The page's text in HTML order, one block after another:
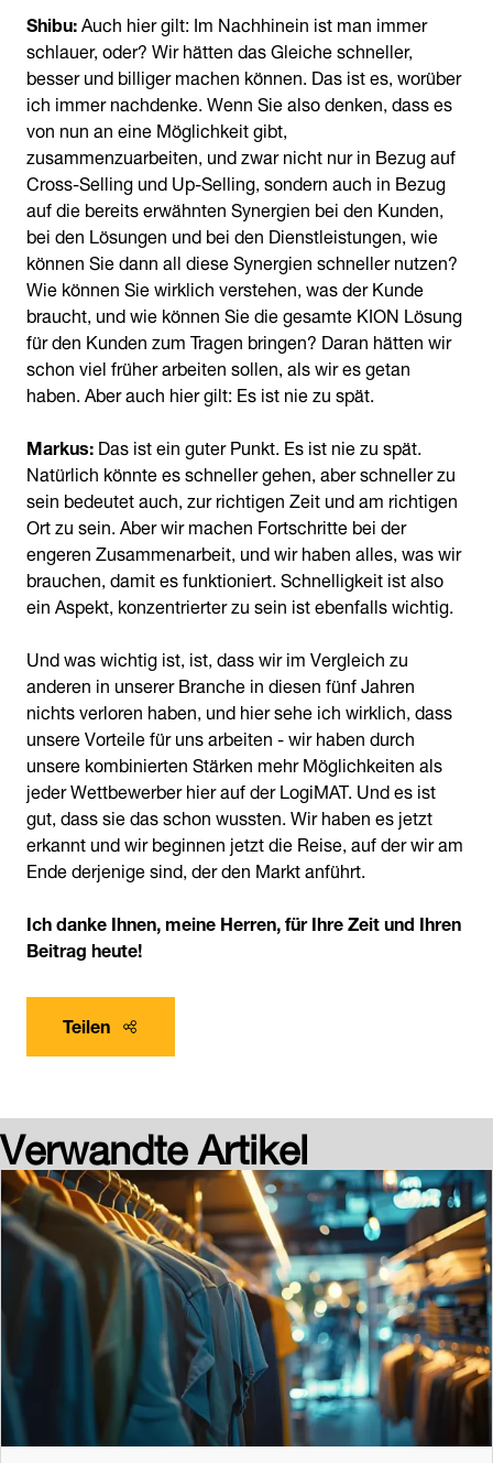
Shibu:Auch hier gilt: Im Nachhinein ist man immer
schlauer, oder? Wir hätten das Gleiche schneller,
besser und billiger machen können. Das ist es, worüber
ich immer nachdenke. Wenn Sie also denken, dass es
von nun an eine Möglichkeit gibt,
zusammenzuarbeiten, und zwar nicht nur in Bezug auf
Cross-Selling und Up-Selling, sondern auch in Bezug
auf die bereits erwähnten Synergien bei den Kunden,
bei den Lösungen und bei den Dienstleistungen, wie
können Sie dann all diese Synergien schneller nutzen?
Wie können Sie wirklich verstehen, was der Kunde
braucht, und wie können Sie die gesamte KION Lösung
für den Kunden zum Tragen bringen? Daran hätten wir
schon viel früher arbeiten sollen, als wir es getan
haben. Aber auch hier gilt: Es ist nie zu spät.
Markus:Das ist ein guter Punkt. Es ist nie zu spät.
Natürlich könnte es schneller gehen, aber schneller zu
sein bedeutet auch, zur richtigen Zeit und am richtigen
Ort zu sein. Aber wir machen Fortschritte bei der
engeren Zusammenarbeit, und wir haben alles, was wir
brauchen, damit es funktioniert. Schnelligkeit ist also
ein Aspekt, konzentrierter zu sein ist ebenfalls wichtig.
Und was wichtig ist, ist, dass wir im Vergleich zu
anderen in unserer Branche in diesen fünf Jahren
nichts verloren haben, und hier sehe ich wirklich, dass
unsere Vorteile für uns arbeiten - wir haben durch
unsere kombinierten Stärken mehr Möglichkeiten als
jeder Wettbewerber hier auf der LogiMAT. Und es ist
gut, dass sie das schon wussten. Wir haben es jetzt
erkannt und wir beginnen jetzt die Reise, auf der wir am
Ende derjenige sind, der den Markt anführt.
Ich danke Ihnen, meine Herren, für Ihre Zeit und Ihren
Beitrag heute!
Teilen
Verwandte Artikel